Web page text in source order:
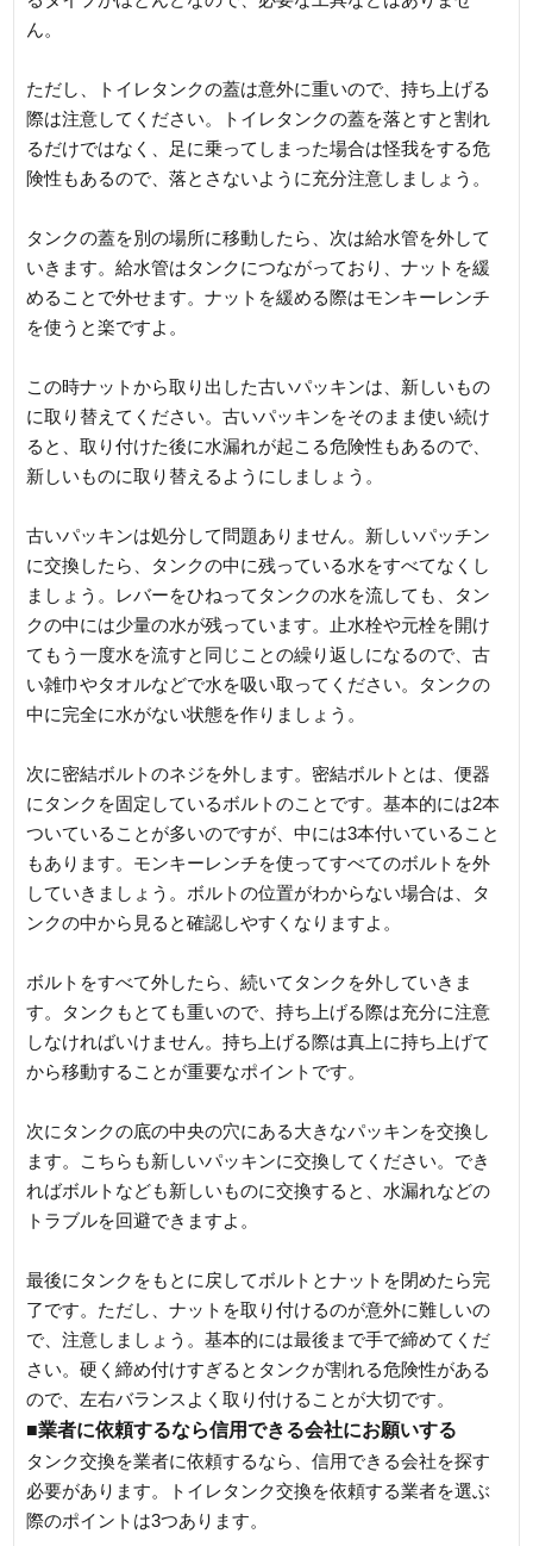
ん。
ただし、トイレタンクの蓋は意外に重いので、持ち上げる
際は注意してください。トイレタンクの蓋を落とすと割れ
るだけではなく、足に乗ってしまった場合は怪我をする危
険性もあるので、落とさないように充分注意しましょう。
タンクの蓋を別の場所に移動したら、次は給水管を外して
いきます。給水管はタンクにつながっており、ナットを緩
めることで外せます。ナットを緩める際はモンキーレンチ
を使うと楽ですよ。
この時ナットから取り出した古いパッキンは、新しいもの
に取り替えてください。古いパッキンをそのまま使い続け
ると、取り付けた後に水漏れが起こる危険性もあるので、
新しいものに取り替えるようにしましょう。
古いパッキンは処分して問題ありません。新しいパッチン
に交換したら、タンクの中に残っている水をすべてなくし
ましょう。レバーをひねってタンクの水を流しても、タン
クの中には少量の水が残っています。止水栓や元栓を開け
てもう一度水を流すと同じことの繰り返しになるので、古
い雑巾やタオルなどで水を吸い取ってください。タンクの
中に完全に水がない状態を作りましょう。
次に密結ボルトのネジを外します。密結ボルトとは、便器
にタンクを固定しているボルトのことです。基本的には2本
ついていることが多いのですが、中には3本付いていること
もあります。モンキーレンチを使ってすべてのボルトを外
していきましょう。ボルトの位置がわからない場合は、タ
ンクの中から見ると確認しやすくなりますよ。
ボルトをすべて外したら、続いてタンクを外していきま
す。タンクもとても重いので、持ち上げる際は充分に注意
しなければいけません。持ち上げる際は真上に持ち上げて
から移動することが重要なポイントです。
次にタンクの底の中央の穴にある大きなパッキンを交換し
ます。こちらも新しいパッキンに交換してください。でき
ればボルトなども新しいものに交換すると、水漏れなどの
トラブルを回避できますよ。
最後にタンクをもとに戻してボルトとナットを閉めたら完
了です。ただし、ナットを取り付けるのが意外に難しいの
で、注意しましょう。基本的には最後まで手で締めてくだ
さい。硬く締め付けすぎるとタンクが割れる危険性がある
ので、左右バランスよく取り付けることが大切です。
■業者に依頼するなら信用できる会社にお願いする
タンク交換を業者に依頼するなら、信用できる会社を探す
必要があります。トイレタンク交換を依頼する業者を選ぶ
際のポイントは3つあります。